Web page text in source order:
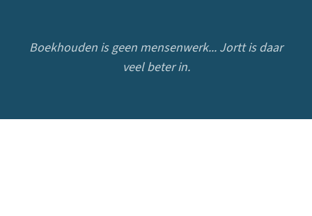
Boekhouden is geen mensenwerk... Jortt is daar
veel beter in.